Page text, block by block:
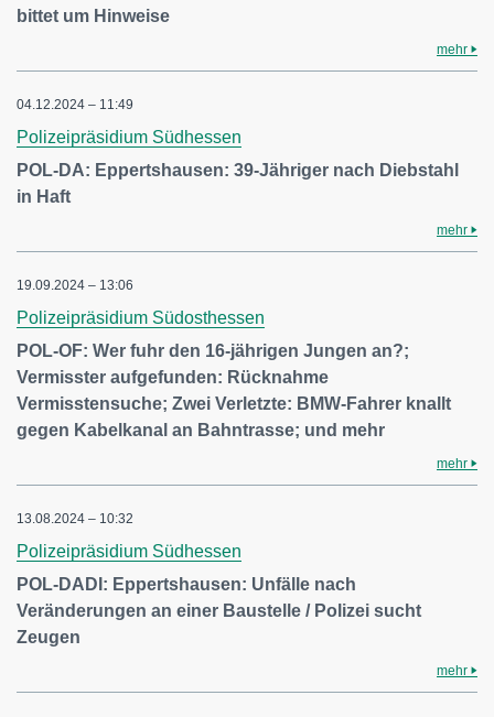
bittet um Hinweise
mehr
04.12.2024 – 11:49
Polizeipräsidium Südhessen
POL-DA: Eppertshausen: 39-Jähriger nach Diebstahl
in Haft
mehr
19.09.2024 – 13:06
Polizeipräsidium Südosthessen
POL-OF: Wer fuhr den 16-jährigen Jungen an?;
Vermisster aufgefunden: Rücknahme
Vermisstensuche; Zwei Verletzte: BMW-Fahrer knallt
gegen Kabelkanal an Bahntrasse; und mehr
mehr
13.08.2024 – 10:32
Polizeipräsidium Südhessen
POL-DADI: Eppertshausen: Unfälle nach
Veränderungen an einer Baustelle / Polizei sucht
Zeugen
mehr